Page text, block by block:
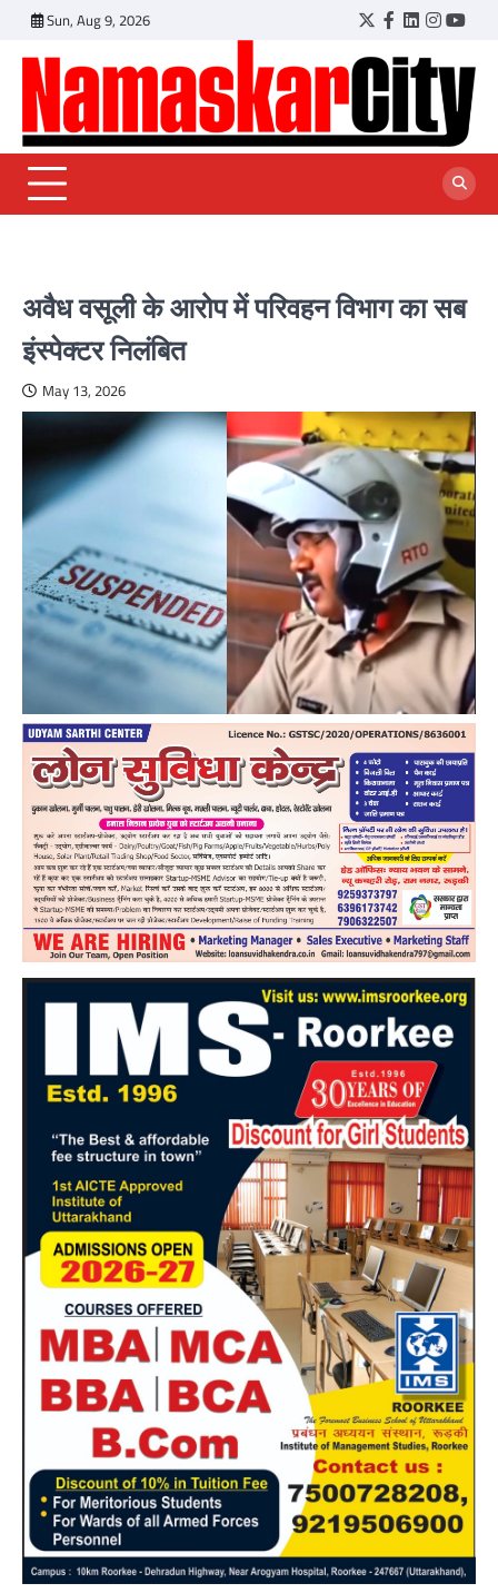
content
Sun, Aug 9, 2026 Twitter
Facebook
LinkedIn
अवैध वसूली के आरोप में परिवहन विभाग का सब
इंस्पेक्टर निलंबित
May 13, 2026